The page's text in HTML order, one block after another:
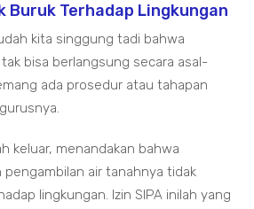
Buruk Terhadap Lingkungan
kita singgung tadi bahwa
bisa berlangsung secara asal-
ada prosedur atau tahapan
keluar, menandakan bahwa
pengambilan air tanahnya tidak
lingkungan. Izin SIPA inilah yang